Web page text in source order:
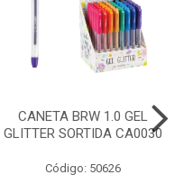
CANETA BRW 1.0 GEL
GLITTER SORTIDA CA0030
Código: 50626